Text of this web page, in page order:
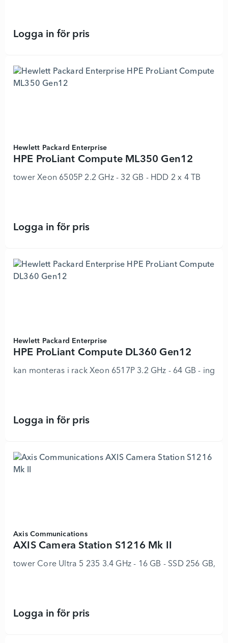
Logga in för prisHPE ProLiant Compute DL380
Hewlett Packard Enterprise
HPE ProLiant Compute ML350 Gen12
tower Xeon 6505P 2.2 GHz - 32 GB - HDD 2 x 4 TB
Logga in för prisHPE ProLiant Compute ML350
Hewlett Packard Enterprise
HPE ProLiant Compute DL360 Gen12
kan monteras i rack Xeon 6517P 3.2 GHz - 64 GB - ingen
Logga in för prisHPE ProLiant Compute DL360
Axis Communications
AXIS Camera Station S1216 Mk II
tower Core Ultra 5 235 3.4 GHz - 16 GB - SSD 256 GB,
Logga in för prisAXIS Camera Station S1216 Mk II -